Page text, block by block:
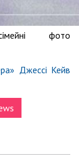
фото
Джессі Кейв